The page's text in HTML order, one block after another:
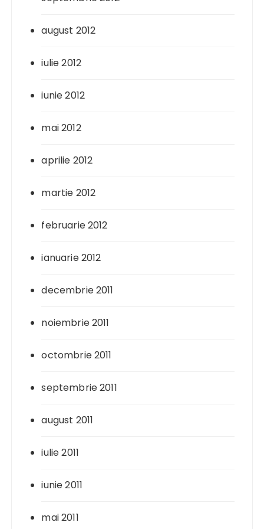
august 2012
iulie 2012
iunie 2012
mai 2012
aprilie 2012
martie 2012
februarie 2012
ianuarie 2012
decembrie 2011
noiembrie 2011
octombrie 2011
septembrie 2011
august 2011
iulie 2011
iunie 2011
mai 2011